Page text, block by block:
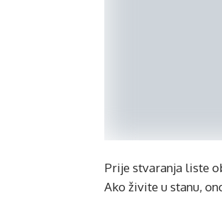
Prije stvaranja liste
Ako živite u stanu,